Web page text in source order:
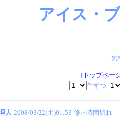
アイス・
気
[トップペー
件ずつ
人 2008/03/22(土)01:53 修正時間切れ